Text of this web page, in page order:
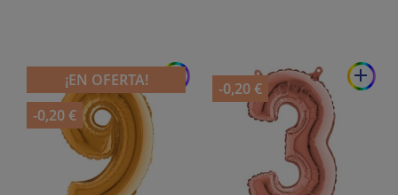
add
¡EN OFERTA!
-0,20 €
add
-0,20 €